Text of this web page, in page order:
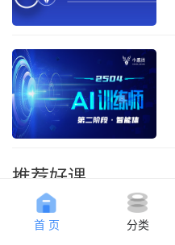
推荐好课
首 页 分类